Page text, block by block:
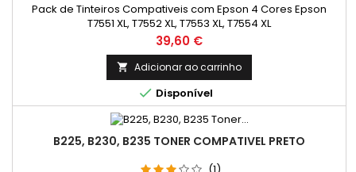
Pack de Tinteiros Compativeis com Epson 4 Cores Epson
T7551 XL, T7552 XL, T7553 XL, T7554 XL
Preço
39,60 €
 Adicionar ao carrinho
 Disponível
B225, B230, B235 TONER COMPATIVEL PRETO